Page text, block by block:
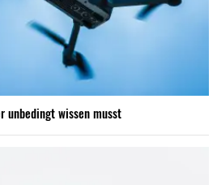
unbedingt wissen musst